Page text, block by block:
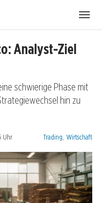
Analyst-Ziel
schwierige Phase mit
hin zu
Uhr Kategorien:
Trading Wirtschaft